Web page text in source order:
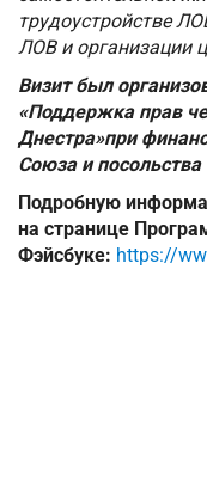
трудоустройстве
ЛОВ и организации
Визит был
«Поддержка прав
Днестра»при
Союза и
Подробную
на странице
Фэйсбуке: https://